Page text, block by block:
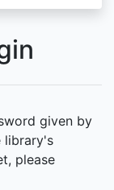
given by
library's
please